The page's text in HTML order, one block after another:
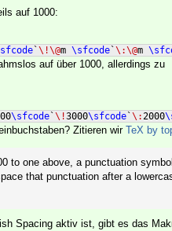
auf 1000:
`\!\@m \sfcode `\:\@m
auf über 1000, allerdings zu
\sfcode `\!3000\sfcode `\:2000
Zitieren wir TeX by
to one above, a punctuation
that punctuation after a
Spacing aktiv ist, gibt es das